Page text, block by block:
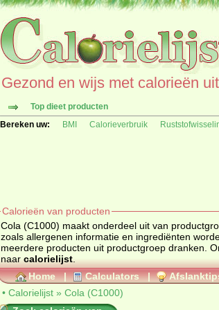
Gezond en wijs met calorieën
Top dieet producten
Bereken uw:
BMI Calorieverbruik
Calorieën van producten
Cola (C1000) maakt onderdeel uit van
zoals allergenen informatie en ingrediënten worden deze hieronder getoond. Kijk hier voor een
meerdere producten uit productgroep dranken .
naar calorielijst
Home | Calculators |
• Calorielijst » Cola (C1000)